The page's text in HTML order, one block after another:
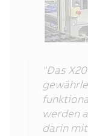
"Das
werden
darin